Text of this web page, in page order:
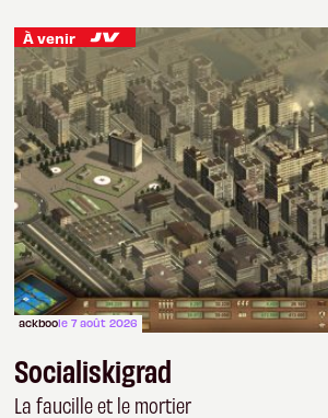
À venir
ackboole 7 août 2026
Socialiskigrad
La faucille et le mortier